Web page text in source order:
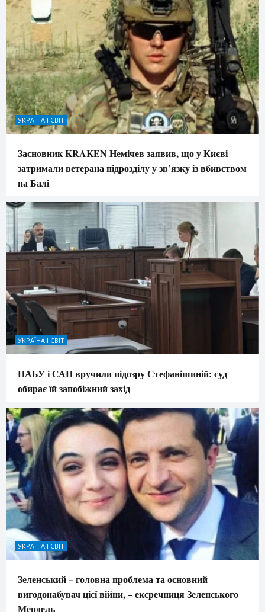
УКРАЇНА І СВІТ
Засновник KRAKEN Немічев заявив, що у Києві
затримали ветерана підрозділу у зв’язку із вбивством
на Балі
УКРАЇНА І СВІТ
НАБУ і САП вручили підозру Стефанішиній: суд
обирає їй запобіжний захід
УКРАЇНА І СВІТ
Зеленський – головна проблема та основний
вигодонабувач цієї війни, – ексречниця Зеленського
Мендель